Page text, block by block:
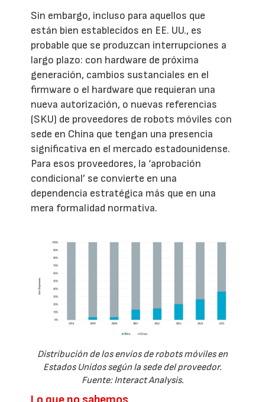
Sin embargo, incluso para aquellos que
están bien establecidos en EE. UU., es
probable que se produzcan interrupciones a
largo plazo: con hardware de próxima
generación, cambios sustanciales en el
firmware o el hardware que requieran una
nueva autorización, o nuevas referencias
(SKU) de proveedores de robots móviles con
sede en China que tengan una presencia
significativa en el mercado estadounidense.
Para esos proveedores, la ‘aprobación
condicional’ se convierte en una
dependencia estratégica más que en una
mera formalidad normativa.
Distribución de los envíos de robots móviles en
Estados Unidos según la sede del proveedor.
Fuente: Interact Analysis.